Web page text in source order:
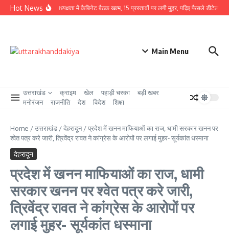
Skip to content
Hot News
CM धामी की अध्यक्षता में कैबिनेट बैठक खत्म, 15 प्रस्तावों पर लगी मुहर, पढ़िए फैसले डीटेल से
Main Menu
उत्तराखंड क्राइम खेल पहाड़ी चस्का
बड़ी खबर
मनोरंजन
राजनीति देश विदेश शिक्षा
Home /उत्तराखंड /देहरादून/प्रदेश में खनन माफियाओं का राज, धामी सरकार खनन पर
श्वेत पत्र करे जारी, त्रिवेंद्र रावत ने कांग्रेस के आरोपों पर लगाई मुहर- सूर्यकांत धस्माना
देहरादून
प्रदेश में खनन माफियाओं का राज, धामी
सरकार खनन पर श्वेत पत्र करे जारी,
त्रिवेंद्र रावत ने कांग्रेस के आरोपों पर
लगाई मुहर- सूर्यकांत धस्माना